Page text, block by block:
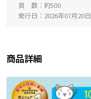
頁 数
約500
発行日
2026年07月20日
商品詳細